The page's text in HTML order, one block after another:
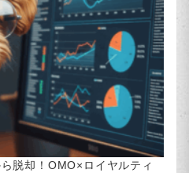
脱却！OMO×ロイヤルティ